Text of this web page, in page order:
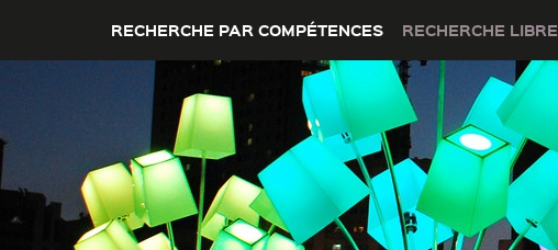
RECHERCHE PAR COMPÉTENCES RECHERCHE LIBRE